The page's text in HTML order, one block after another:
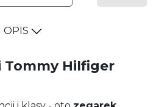
OPIS
Tommy Hilfiger